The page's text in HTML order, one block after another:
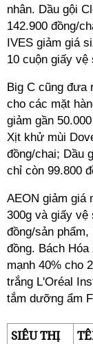
nhân. Dầu gội
142.900 đồng/
IVES giảm giá
10 cuộn giấy vệ
Big C cũng đưa
cho các mặt
giảm gần
Xịt khử mùi
đồng/chai; Dầu
chỉ còn 99.800
AEON giảm giá
300g và giấy vệ
đồng/sản
đồng. Bách
mạnh 40% cho
trắng L'Oréal
tắm dưỡng ẩm
SIÊU THỊ